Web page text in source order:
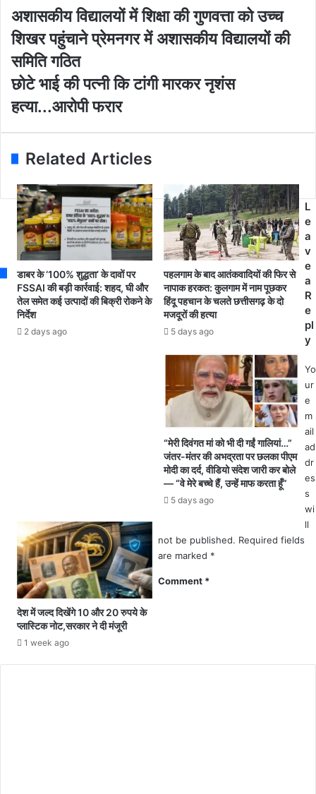
o
E
m
a
i
l
अ
स
की
वि
द्या
ल
यों
की
को
च्च
शि
की
वि
द्या
मि
अशासकीय विद्यालयों में शिक्षा की गुणवत्ता को उच्च
शिखर पहुंचाने प्रेमनगर में अशासकीय विद्यालयों की
समिति गठित
छो
भा
प
कि
टां
गी
मा
शं
स
छोटे भाई की पत्नी कि टांगी मारकर नृशंस
हत्या...आरोपी फरार
Related Articles
डाबर के ‘100% शुद्धता’ के दावों पर
FSSAI की बड़ी कार्रवाई: शहद, घी और
तेल समेत कई उत्पादों की बिक्री रोकने के
निर्देश
2 days ago
पहलगाम के बाद आतंकवादियों की फिर से
नापाक हरकत: कुलगाम में नाम पूछकर
हिंदू पहचान के चलते छत्तीसगढ़ के दो
मजदूरों की हत्या
5 days ago
“मेरी दिवंगत मां को भी दी गईं गालियां…”
जंतर-मंतर की अभद्रता पर छलका पीएम
मोदी का दर्द, वीडियो संदेश जारी कर बोले
— “वे मेरे बच्चे हैं, उन्हें माफ करता हूँ”
5 days ago
देश में जल्द दिखेंगे 10 और 20 रुपये के
प्लास्टिक नोट,सरकार ने दी मंजूरी
1 week ago
L
e
a
v
e
a
R
e
pl
y
Yo
ur
e
m
ail
ad
dr
es
s
wi
ll
not be published. Required fields
are marked *
Comment *